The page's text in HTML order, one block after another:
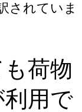
されていま
荷物
用で